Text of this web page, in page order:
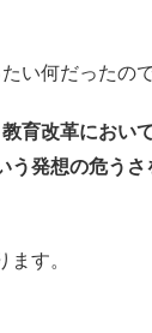
い何だったの
教育改革におい
う発想の危う
す。